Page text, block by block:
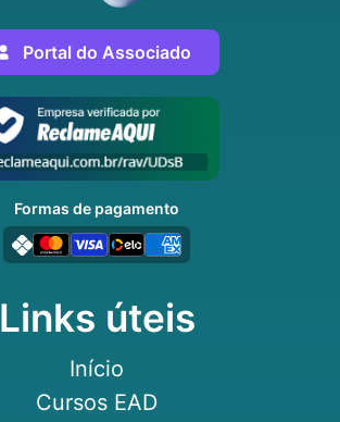
Links úteis
Início
Cursos EAD
Portal do Associado
Formas de pagamento